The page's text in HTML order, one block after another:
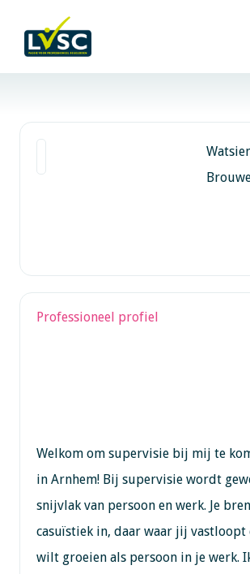
Professioneel profiel
Welkom om supervisie bij mij te
in Arnhem! Bij supervisie wordt
snijvlak van persoon en werk. Je
casuïstiek in, daar waar jij vastloopt
wilt groeien als persoon in je werk.